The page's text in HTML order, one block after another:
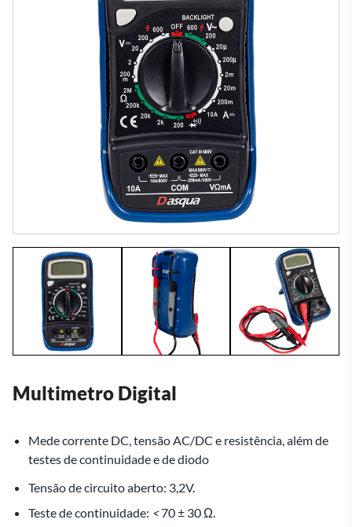
Multimetro Digital
Mede corrente DC, tensão AC/DC e resistência, além de
testes de continuidade e de diodo
Tensão de circuito aberto: 3,2V.
Teste de continuidade: <70 ± 30 Ω.